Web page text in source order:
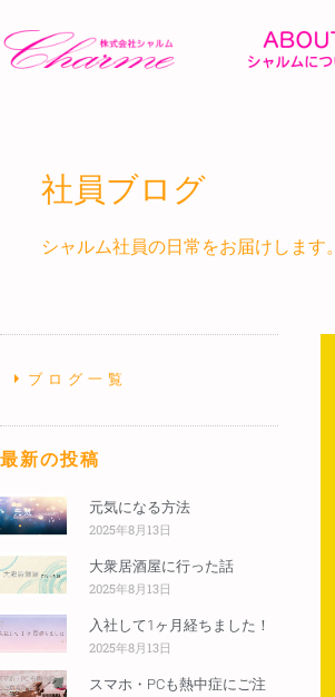
社員ブログ
シャルム社員の日常をお届けします。
ブログ一覧
最新の投稿
元気になる方法
2025年8月13日
大衆居酒屋に行った話
2025年8月13日
入社して1ヶ月経ちました！
2025年8月13日
スマホ・PCも熱中症にご注